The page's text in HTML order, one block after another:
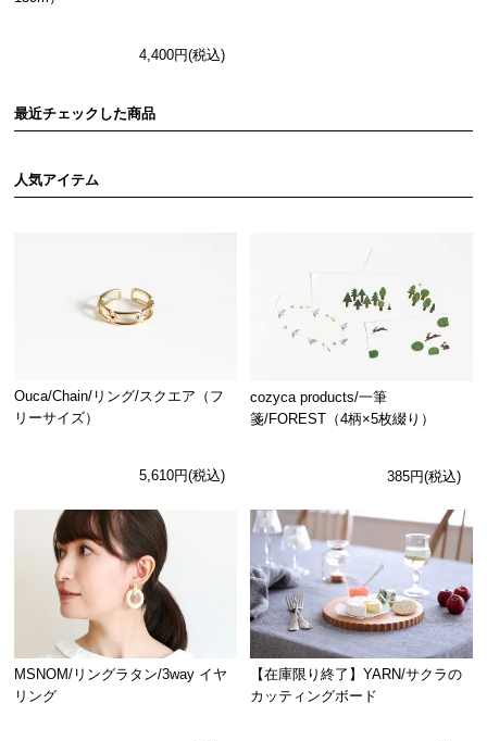
4,400円(税込)
最近チェックした商品
人気アイテム
Ouca/Chain/リング/スクエア（フ
リーサイズ）
5,610円(税込)
cozyca products/一筆
箋/FOREST（4柄×5枚綴り）
385円(税込)
MSNOM/リングラタン/3way イヤ
リング
【在庫限り終了】YARN/サクラの
カッティングボード